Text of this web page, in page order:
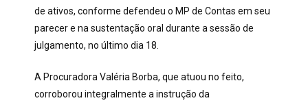
de ativos, conforme defendeu o MP de Contas em seu
parecer e na sustentação oral durante a sessão de
julgamento, no último dia 18.
A Procuradora Valéria Borba, que atuou no feito,
corroborou integralmente a instrução da